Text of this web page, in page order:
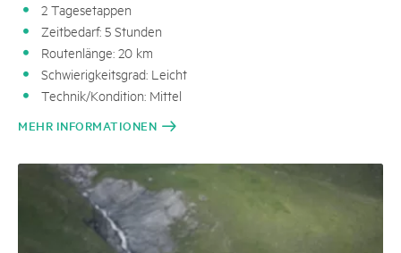
2 Tagesetappen
Zeitbedarf: 5 Stunden
Routenlänge: 20 km
Schwierigkeitsgrad: Leicht
Technik/Kondition: Mittel
MEHR INFORMATIONEN